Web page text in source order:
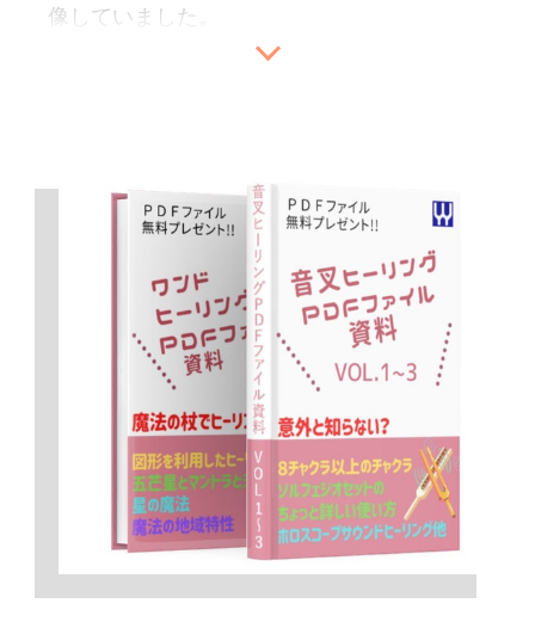
像していました。
おかげでとても楽しい瞑想ができました。